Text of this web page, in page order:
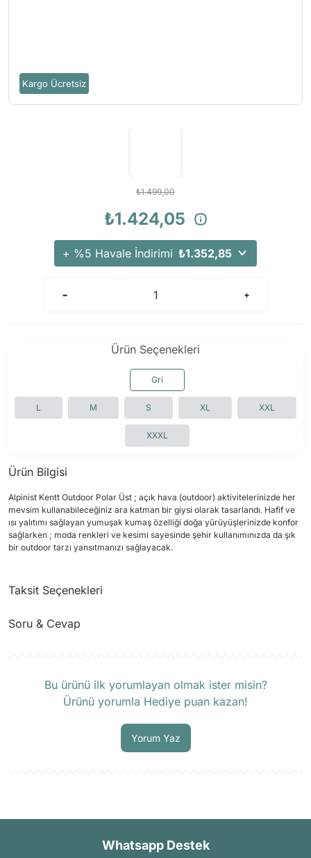
Kargo Ücretsiz
₺1.499,00
₺1.424,05
+ %5 Havale İndirimi ₺1.352,85
Ürün Seçenekleri
Gri
L M S XL XXL
XXXL
Ürün Bilgisi
Alpinist Kentt Outdoor Polar Üst ; açık hava (outdoor) aktivitelerinizde her
mevsim kullanabileceğiniz ara katman bir giysi olarak tasarlandı. Hafif ve
ısı yalıtımı sağlayan yumuşak kumaş özelliği doğa yürüyüşlerinizde konfor
sağlarken ; moda renkleri ve kesimi sayesinde şehir kullanımınızda da şık
bir outdoor tarzı yansıtmanızı sağlayacak.
Taksit Seçenekleri
Soru & Cevap
Bu ürünü ilk yorumlayan olmak ister misin?
Ürünü yorumla Hediye puan kazan!
Yorum Yaz
Whatsapp Destek